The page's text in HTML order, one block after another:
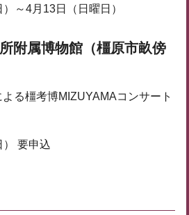
～4月13日（日曜日）
附属博物館（橿原市畝傍
る橿考博MIZUYAMAコンサート
要申込